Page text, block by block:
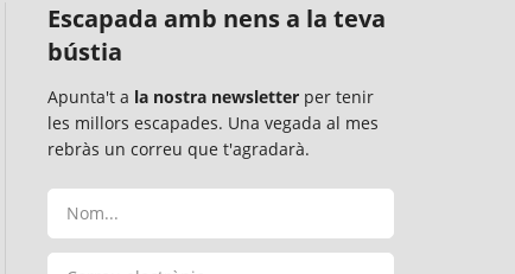
Escapada amb nens a la teva
bústia
Apunta't a la nostra newsletter per tenir
les millors escapades. Una vegada al mes
rebràs un correu que t'agradarà.